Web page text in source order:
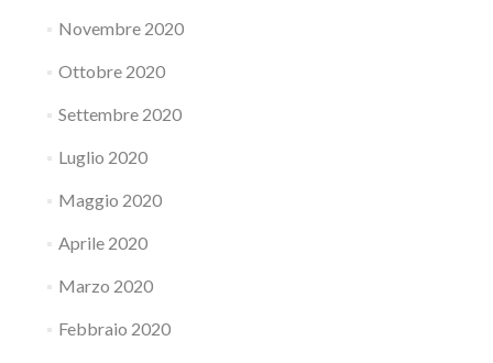
Novembre 2020
Ottobre 2020
Settembre 2020
Luglio 2020
Maggio 2020
Aprile 2020
Marzo 2020
Febbraio 2020